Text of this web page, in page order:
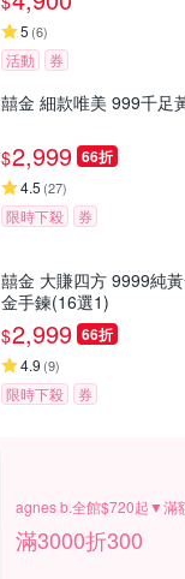
5 (6)
活動 券
囍金 細款唯美 999千足
$2,999 66折
4.5 (27)
限時下殺 券
囍金 大賺四方 9999純
金手鍊(16選1)
$2,999 66折
4.9 (9)
限時下殺 券
agnes b.全館$720起▼滿
滿3000折300